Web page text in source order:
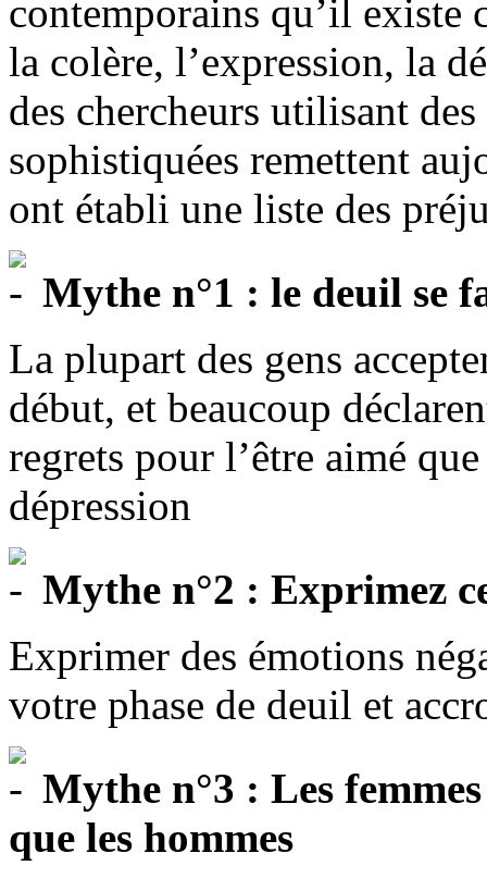
contemporains qu’il existe
la colère, l’expression, la
des chercheurs utilisant
sophistiquées remettent
ont établi une liste des
Mythe n°1 : le deuil se
La plupart des gens
début, et beaucoup
regrets pour l’être aimé
dépression
Mythe n°2 : Exprimez
Exprimer des émotions
votre phase de deuil et
Mythe n°3 : Les
que les hommes